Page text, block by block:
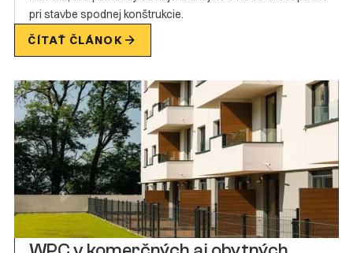
pri stavbe spodnej konštrukcie.
ČÍTAŤ ČLÁNOK